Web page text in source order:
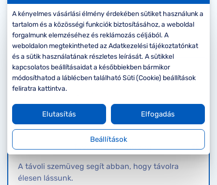
Gyermek
megtekintése
Kollekciók
Komplett 20%
minden
szemüvegekre
ajánlat
Kérjük válassza ki a lencse
típusát
Olvasószemüveg
Az olvasószemüveg nagyjából 40 cm-es
távolságra nyújt éles látást.
Távollátó szemüveg
A távoli szemüveg segít abban, hogy távolra
élesen lássunk.
A kényelmes vásárlási élmény érdekében sütiket használunk a
tartalom és a közösségi funkciók biztosításához, a weboldal
forgalmunk elemzéséhez és reklámozás céljából. A
weboldalon megtekintheted az Adatkezelési tájékoztatónkat
és a sütik használatának részletes leírását. A sütikkel
kapcsolatos beállításaidat a későbbiekben bármikor
módosíthatod a láblécben található Süti (Cookie) beállítások
feliratra kattintva.
Beállítások
Elutasítás Elfogadás